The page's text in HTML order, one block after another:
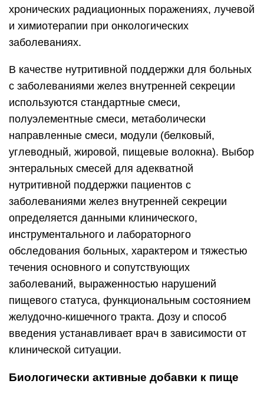
хронических радиационных поражениях, лучевой
и химиотерапии при онкологических
заболеваниях.
В качестве нутритивной поддержки для больных
с заболеваниями желез внутренней секреции
используются стандартные смеси,
полуэлементные смеси, метаболически
направленные смеси, модули (белковый,
углеводный, жировой, пищевые волокна). Выбор
энтеральных смесей для адекватной
нутритивной поддержки пациентов с
заболеваниями желез внутренней секреции
определяется данными клинического,
инструментального и лабораторного
обследования больных, характером и тяжестью
течения основного и сопутствующих
заболеваний, выраженностью нарушений
пищевого статуса, функциональным состоянием
желудочно-кишечного тракта. Дозу и способ
введения устанавливает врач в зависимости от
клинической ситуации.
Биологически активные добавки к пище